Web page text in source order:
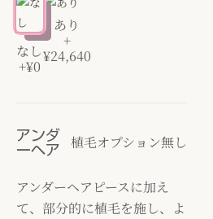
なし
+¥0
あり
+
¥24,640
アンダ
ーヘア
植毛オプション無し
アンダーヘアピースに加え
て、部分的に植毛を施し、よ